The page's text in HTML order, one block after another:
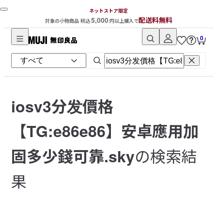
ネットストア限定
対象の小物商品 税込5,000円以上購入で配送料無料
無
印
良
ッ
ト
ス
ト
ア
0
iosv3分发價格
【TG:e86e86】安卓應用加
固多少錢可靠.skyの検索結
果